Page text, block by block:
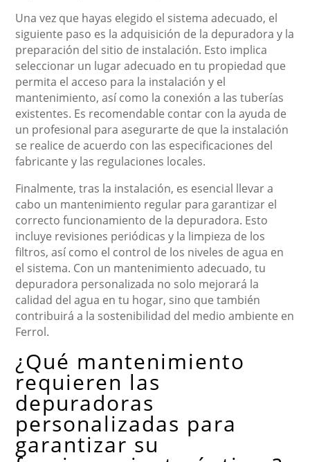
Una vez que hayas elegido el sistema adecuado, el
siguiente paso es la adquisición de la depuradora y la
preparación del sitio de instalación. Esto implica
seleccionar un lugar adecuado en tu propiedad que
permita el acceso para la instalación y el
mantenimiento, así como la conexión a las tuberías
existentes. Es recomendable contar con la ayuda de
un profesional para asegurarte de que la instalación
se realice de acuerdo con las especificaciones del
fabricante y las regulaciones locales.
Finalmente, tras la instalación, es esencial llevar a
cabo un mantenimiento regular para garantizar el
correcto funcionamiento de la depuradora. Esto
incluye revisiones periódicas y la limpieza de los
filtros, así como el control de los niveles de agua en
el sistema. Con un mantenimiento adecuado, tu
depuradora personalizada no solo mejorará la
calidad del agua en tu hogar, sino que también
contribuirá a la sostenibilidad del medio ambiente en
Ferrol.
¿Qué mantenimiento
requieren las
depuradoras
personalizadas para
garantizar su